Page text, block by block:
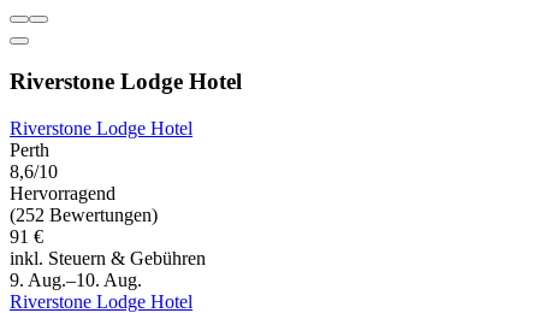
Riverstone Lodge Hotel
Riverstone Lodge Hotel
Perth
8,6/10
Hervorragend
(252 Bewertungen)
91 €
inkl. Steuern & Gebühren
9. Aug.–10. Aug.
Riverstone Lodge Hotel